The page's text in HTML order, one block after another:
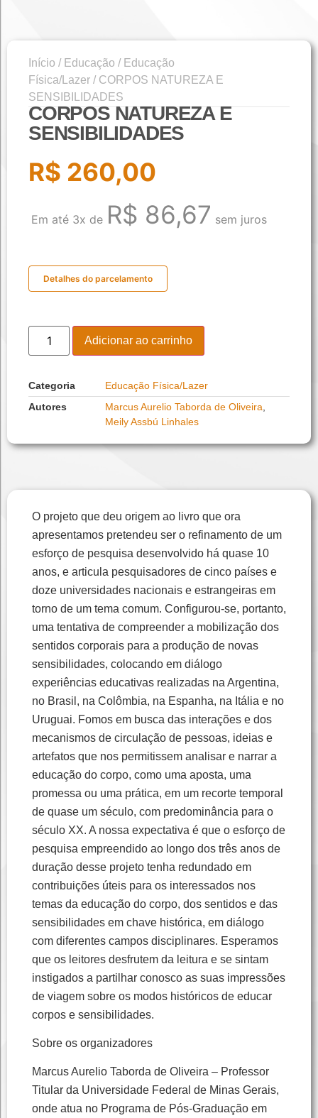
Início / Educação / Educação
Física/Lazer / CORPOS NATUREZA E
SENSIBILIDADES
CORPOS NATUREZA E
SENSIBILIDADES
R$ 260,00
Em até 3x de R$ 86,67 sem juros
Detalhes do parcelamento
Adicionar ao carrinho
Categoria
Educação Física/Lazer
Autores
Marcus Aurelio Taborda de Oliveira
Meily Assbú Linhales
O projeto que deu origem ao livro que ora
apresentamos pretendeu ser o refinamento de um
esforço de pesquisa desenvolvido há quase 10
anos, e articula pesquisadores de cinco países e
doze universidades nacionais e estrangeiras em
torno de um tema comum. Configurou-se, portanto,
uma tentativa de compreender a mobilização dos
sentidos corporais para a produção de novas
sensibilidades, colocando em diálogo
experiências educativas realizadas na Argentina,
no Brasil, na Colômbia, na Espanha, na Itália e no
Uruguai. Fomos em busca das interações e dos
mecanismos de circulação de pessoas, ideias e
artefatos que nos permitissem analisar e narrar a
educação do corpo, como uma aposta, uma
promessa ou uma prática, em um recorte temporal
de quase um século, com predominância para o
século XX. A nossa expectativa é que o esforço de
pesquisa empreendido ao longo dos três anos de
duração desse projeto tenha redundado em
contribuições úteis para os interessados nos
temas da educação do corpo, dos sentidos e das
sensibilidades em chave histórica, em diálogo
com diferentes campos disciplinares. Esperamos
que os leitores desfrutem da leitura e se sintam
instigados a partilhar conosco as suas impressões
de viagem sobre os modos históricos de educar
corpos e sensibilidades.
Sobre os organizadores
Marcus Aurelio Taborda de Oliveira – Professor
Titular da Universidade Federal de Minas Gerais,
onde atua no Programa de Pós-Graduação em